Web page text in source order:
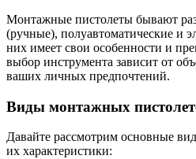
Монтажные пистолеты бывают
(ручные), полуавтоматические и
них имеет свои особенности и
выбор инструмента зависит от
ваших личных предпочтений.
Виды монтажных
Давайте рассмотрим основные
их характеристики: